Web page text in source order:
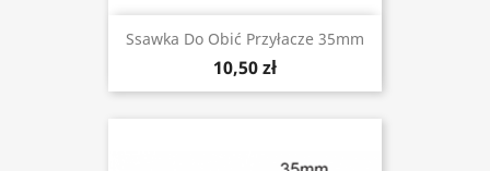
Ssawka Do Obić Przyłacze 35mm
10,50 zł